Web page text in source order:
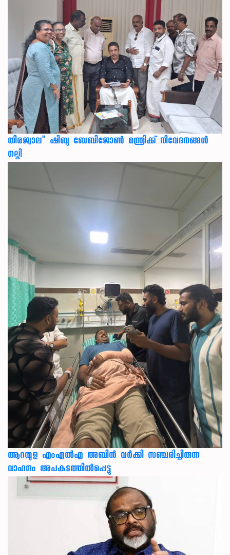
തീരജ്വാല" ഷിബു ബേബിജോൺ മന്ത്രിക്ക് നിവേദനങ്ങള്‍
നല്കി
ആറന്മുള എംഎൽഎ അബിൻ വർക്കി സഞ്ചരിച്ചിരുന്ന
വാഹനം അപകടത്തിൽപ്പെട്ടു